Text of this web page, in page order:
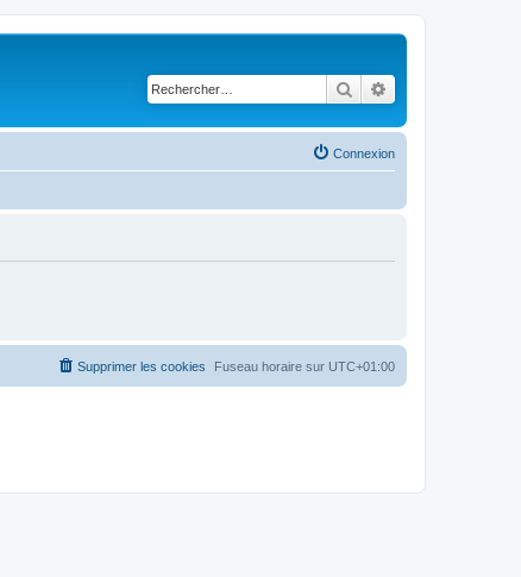
Rechercher
Connexion
Fuseau horaire sur UTC+01:00
Supprimer les cookies